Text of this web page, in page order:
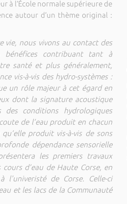
à l’École normale supérieure de
autour d’un thème original :
vie, nous vivons au contact des
contribuant tant à
santé et plus généralement,
vis-à-vis des hydro-systèmes :
un rôle majeur à cet égard en
dont la signature acoustique
conditions hydrologiques
de l’eau produit en chacun
produit vis-à-vis de sons
dépendance sensorielle
les premiers travaux
d’eau de Haute Corse, en
l'univeristé de Corse. Celle-ci
et les lacs de la Communauté